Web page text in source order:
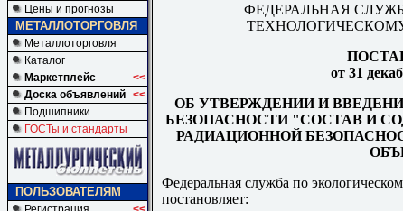
Цены и прогнозы
МЕТАЛЛОТОРГОВЛЯ
Металлоторговля
Каталог
Маркетплейс
<<
Доска объявлений <<
Подшипники
ГОСТы и стандарты
ПОЛЬЗОВАТЕЛЯМ
ФЕДЕРАЛЬНАЯ
от 31
ОБ УТВЕРЖДЕНИИ И
БЕЗОПАСНОСТИ "СОСТАВ И
РАДИАЦИОННОЙ
Федеральная служба по
постановляет: